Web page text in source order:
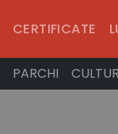
CERTIFICATE
PARCHI